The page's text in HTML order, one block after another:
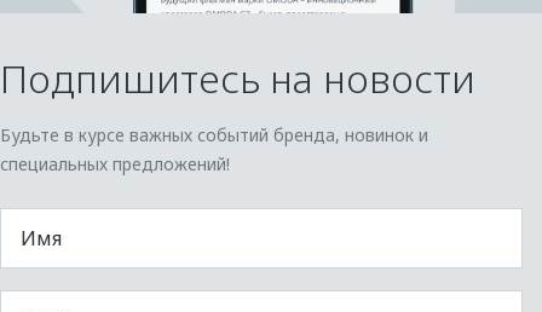
Подпишитесь на новости
Будьте в курсе важных событий бренда, новинок и
специальных предложений!